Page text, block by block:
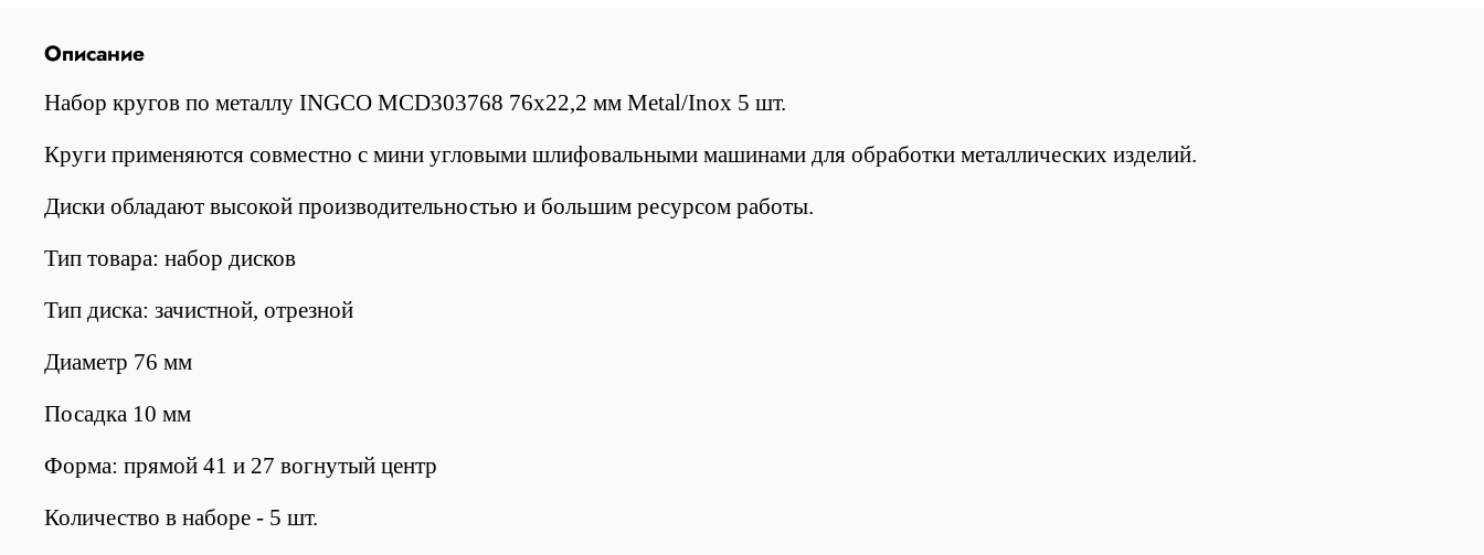
Описание
Набор кругов по металлу INGCO MCD303768 76х22,2 мм Metal/Inox 5 шт.
Круги применяются совместно с мини угловыми шлифовальными машинами для обработки металлических изделий.
Диски обладают высокой производительностью и большим ресурсом работы.
Тип товара: набор дисков
Тип диска: зачистной, отрезной
Диаметр 76 мм
Посадка 10 мм
Форма: прямой 41 и 27 вогнутый центр
Количество в наборе - 5 шт.